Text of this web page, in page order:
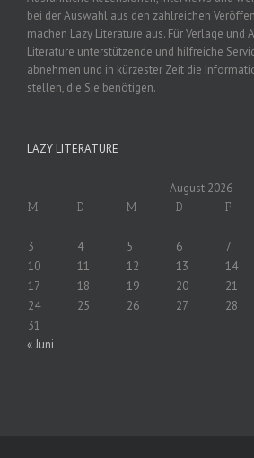
bei der Auswahl aus den zahlreichen
machen Lazy Literature aus. Für Verlage und
Literature unterstützende und hilfreiche
abnehmen und in kürzester Zeit die
stellen, die Sie benötigen.
LAZY LITERATURE
August 2026
M D M D F
3
4 5 6 7
10
11 12 13 14
17
18 19 20 21
24
25 26 27 28
31
« Juni